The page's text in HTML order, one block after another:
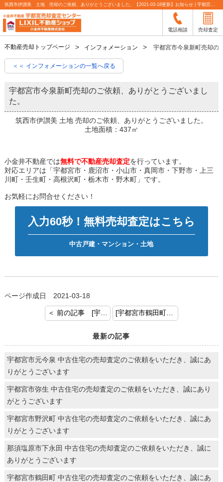
筑西市伊讃美 土地 売却のご依頼、ありがとうございました。【2021-03-18更新】お知らせ | 宇都宮市の不動産売却査定なら小金井不動産
電話相談 売却査定
不動産売却トップページ インフォメーション 宇都宮市今泉新町売却の
＜＜ インフォメーションの一覧へ戻る
宇都宮市今泉新町売却のご依頼、ありがとうございまし
た。
筑西市伊讃美 土地 売却のご依頼、ありがとうございました。
土地面積：437㎡
小金井不動産では無料で不動産売却査定を行っています。
対応エリアは「宇都宮市・鹿沼市・小山市・真岡市・下野市・上三
川町・壬生町・高根沢町・栃木市・野木町」です。
お気軽にお問合せください！
入力60秒！無料売却査定はこちら
中古戸建・マンション・土地
ページ作成日 2021-03-18
＜ 前の記事 [宇都宮市今泉新町売却のご依頼、ありがとうございました。] [宇都宮市鶴田町 中古戸建 売却のご依頼、ありがとうございます。] 次の記事 ＞
最新の記事
宇都宮市元今泉 中古住宅の売却査定のご依頼をいただき、誠にあ
りがとうございます
宇都宮市弥生 中古住宅の売却査定のご依頼をいただき、誠にあり
がとうございます
宇都宮市野沢町 中古住宅の売却査定のご依頼をいただき、誠にあ
りがとうございます
那須塩原市下永田 中古住宅の売却査定のご依頼をいただき、誠に
ありがとうございます
宇都宮市鶴田町 中古住宅の売却査定のご依頼をいただき、誠にあ